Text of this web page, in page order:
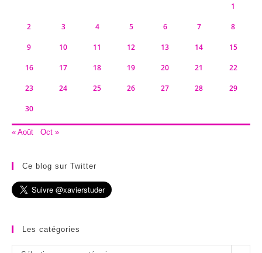
1
2 3 4 5 6 7 8
9 10 11 12 13 14 15
16 17 18 19 20 21 22
23 24 25 26 27 28 29
30
« Août Oct »
Ce blog sur Twitter
Les catégories
Les